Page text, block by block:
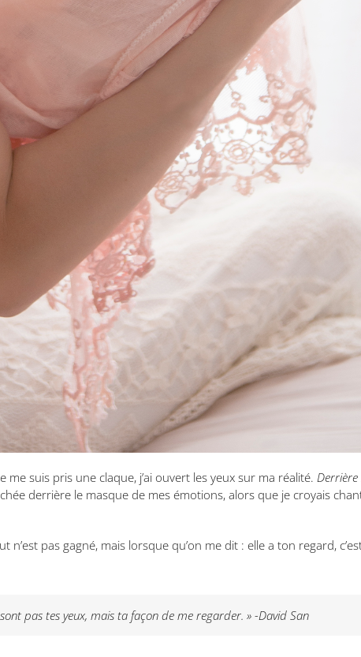
me suis pris une claque, j’ai ouvert les yeux sur ma réalité. Derrière
derrière le masque de mes émotions, alors que je croyais
pas gagné, mais lorsque qu’on me dit : elle a ton regard,
pas tes yeux, mais ta façon de me regarder. » -David San